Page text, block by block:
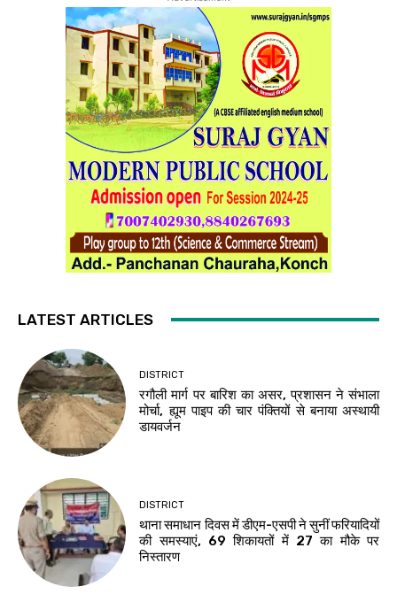
LATEST ARTICLES
DISTRICT
रगौली मार्ग पर बारिश का असर, प्रशासन ने संभाला
मोर्चा, ह्यूम पाइप की चार पंक्तियों से बनाया अस्थायी
डायवर्जन
DISTRICT
थाना समाधान दिवस में डीएम-एसपी ने सुनीं फरियादियों
की समस्याएं, 69 शिकायतों में 27 का मौके पर
निस्तारण